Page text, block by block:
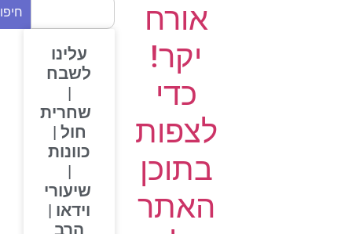
אורח
יקר!
כדי
לצפות
בתוכן
האתר
חיפוש
עלינו
לשבח
שחרית
חול |
כוונות
שיעורי
וידאו |
הרב